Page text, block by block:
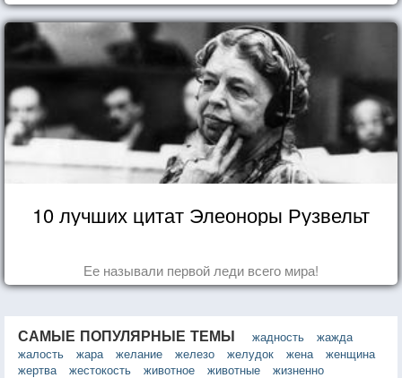
10 лучших цитат Элеоноры Рузвельт
Ее называли первой леди всего мира!
САМЫЕ ПОПУЛЯРНЫЕ ТЕМЫ жадность
жажда
жалость
жара желание железо желудок жена
женщина
жертва
жестокость животное животные
жизненно